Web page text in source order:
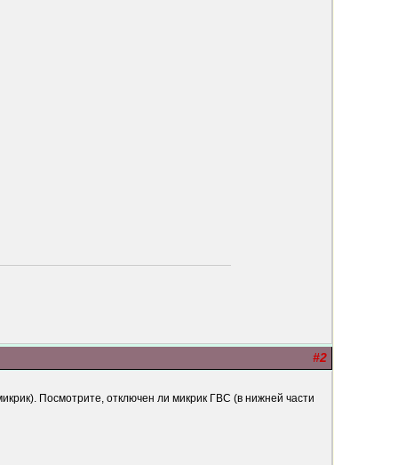
#2
Посмотрите, отключен ли микрик ГВС (в нижней части